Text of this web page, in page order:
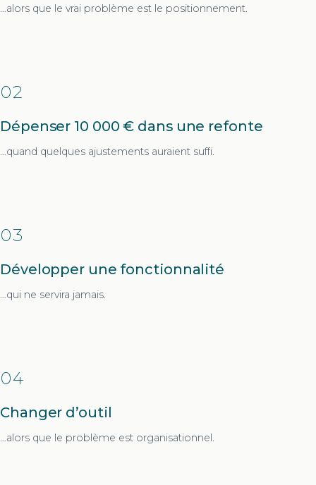
…alors que le vrai problème est le positionnement.
02
Dépenser 10 000 € dans une refonte
…quand quelques ajustements auraient suffi.
03
Développer une fonctionnalité
…qui ne servira jamais.
04
Changer d’outil
…alors que le problème est organisationnel.